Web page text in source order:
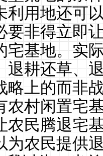
利用地还可
要非得立即
宅基地。实
退耕还草、
略上的而非
农村闲置宅
农民腾退宅
为农民提供